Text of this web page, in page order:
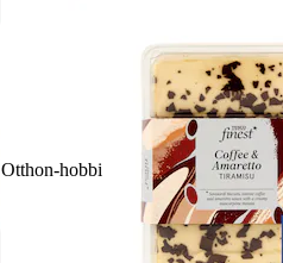
Otthon-hobbi